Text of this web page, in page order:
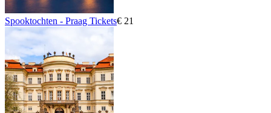
Spooktochten - Praag Tickets€ 21